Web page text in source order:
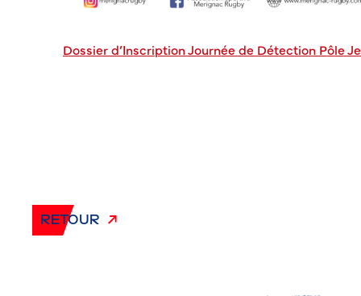
Dossier d’Inscription Journée de Détection Pôle
RETOUR